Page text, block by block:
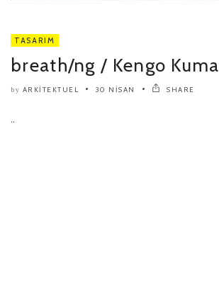
TASARIM
breath/ng / Kengo Kuma
by ARKITEKTUEL 30 NISAN SHARE
..